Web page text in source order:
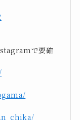
で要確